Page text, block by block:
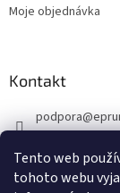
Tento web
tohoto webu
Moje objednávka
Kontakt
podpora@